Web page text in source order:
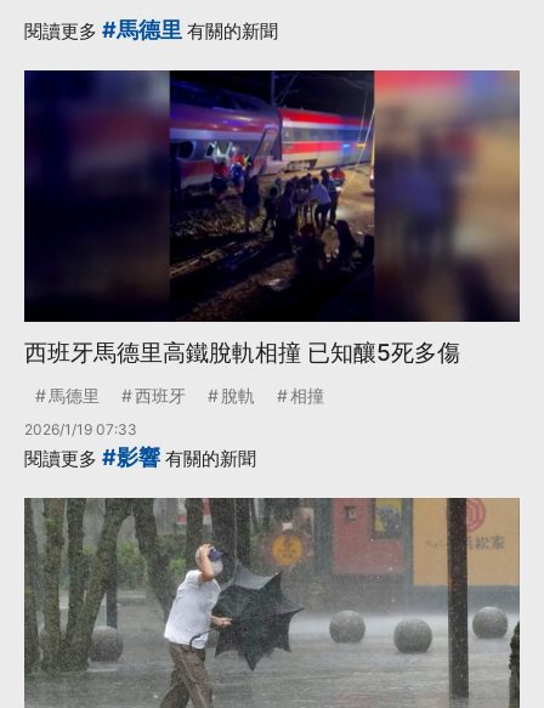
閱讀更多 #馬德里 有關的新聞
西班牙馬德里高鐵脫軌相撞 已知釀5死多傷
馬德里 西班牙 脫軌 相撞
2026/1/19 07:33
閱讀更多 #影響 有關的新聞